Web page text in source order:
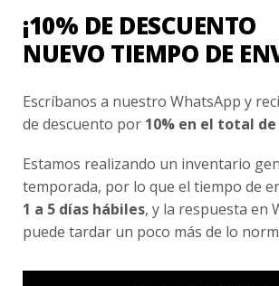
Inversionistas
Newsletter signup
Subscríbete a nuestro Newsletter y obtén
novedades directamente en tu e-mail.
¡10% DE DESCUENTO
NUEVO TIEMPO DE
Escríbanos a nuestro WhatsApp y
de descuento por 10% en el total
Estamos realizando un inventario
temporada, por lo que el tiempo de
1 a 5 días hábiles, y la respuesta en
puede tardar un poco más de lo